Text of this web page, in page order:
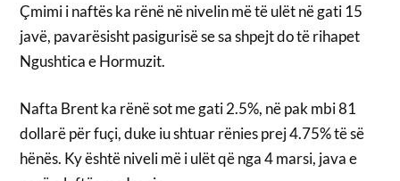
Çmimi i naftës ka rënë në nivelin më të ulët në gati 15
javë, pavarësisht pasigurisë se sa shpejt do të rihapet
Ngushtica e Hormuzit.
Nafta Brent ka rënë sot me gati 2.5%, në pak mbi 81
dollarë për fuçi, duke iu shtuar rënies prej 4.75% të së
hënës. Ky është niveli më i ulët që nga 4 marsi, java e